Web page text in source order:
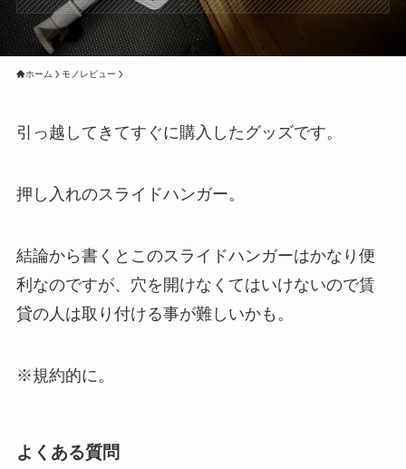
ホーム モノレビュー
引っ越してきてすぐに購入したグッズです。
押し入れのスライドハンガー。
結論から書くとこのスライドハンガーはかなり便
利なのですが、穴を開けなくてはいけないので賃
貸の人は取り付ける事が難しいかも。
※規約的に。
よくある質問